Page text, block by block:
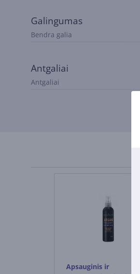
Galingumas
Bendra galia
Antgaliai
Antgaliai
Apsauginis ir